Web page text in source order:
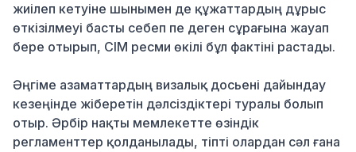
жиілеп кетуіне шынымен де құжаттардың дұрыс
өткізілмеуі басты себеп пе деген сұрағына жауап
бере отырып, СІМ ресми өкілі бұл фактіні растады.
Әңгіме азаматтардың визалық досьені дайындау
кезеңінде жіберетін дәлсіздіктері туралы болып
отыр. Әрбір нақты мемлекетте өзіндік
регламенттер қолданылады, тіпті олардан сәл ғана